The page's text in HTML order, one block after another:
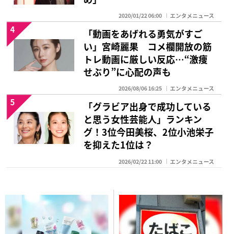
2020/01/22 06:00 エンタメニュース
「動画をあげれる勇気がすご
い」宮崎麗果 コメ欄開放の筋
トレ動画に厳しい反応…“激痩
せぶり”に心配の声も
2026/08/06 16:25 エンタメニュース
4
「グラビア出身で成功している
と思う女性芸能人」ランキン
グ！3位今田美桜、2位小池栄子
を抑えた1位は？
2026/02/22 11:00 エンタメニュース
5